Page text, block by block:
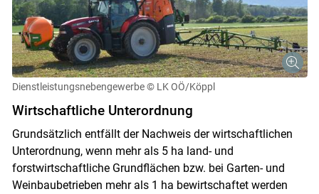
Dienstleistungsnebengewerbe © LK OÖ/Köppl
Wirtschaftliche Unterordnung
Grundsätzlich entfällt der Nachweis der wirtschaftlichen
Unterordnung, wenn mehr als 5 ha land- und
forstwirtschaftliche Grundflächen bzw. bei Garten- und
Weinbaubetrieben mehr als 1 ha bewirtschaftet werden